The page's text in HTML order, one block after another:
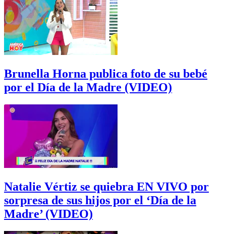
Brunella Horna publica foto de su bebé
por el Día de la Madre (VIDEO)
Natalie Vértiz se quiebra EN VIVO por
sorpresa de sus hijos por el ‘Día de la
Madre’ (VIDEO)